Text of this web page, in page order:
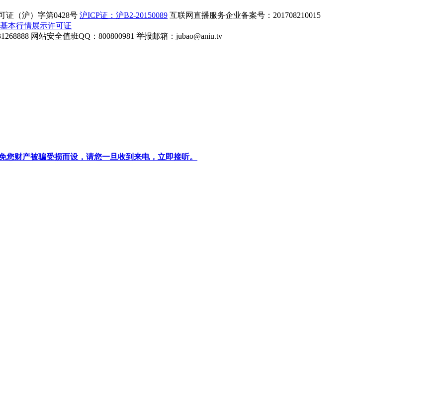
证（沪）字第0428号 沪ICP证：沪B2-20150089 互联网直播服务企业备案号：201708210015
本行情展示许可证
网站安全值班QQ：800800981 举报邮箱： jubao@aniu.tv
财产被骗受损而设，请您一旦收到来电，立即接听。